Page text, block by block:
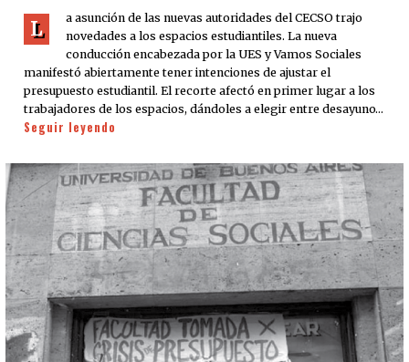
L
a asunción de las nuevas autoridades del CECSO trajo
novedades a los espacios estudiantiles. La nueva
conducción encabezada por la UES y Vamos Sociales
manifestó abiertamente tener intenciones de ajustar el
presupuesto estudiantil. El recorte afectó en primer lugar a los
trabajadores de los espacios, dándoles a elegir entre desayuno…
Seguir leyendo